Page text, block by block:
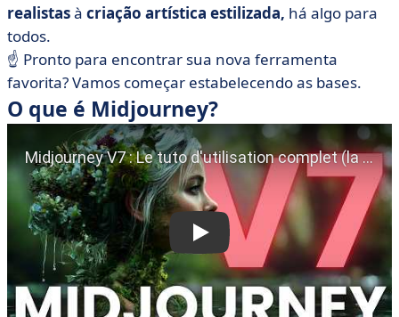
realistasà criação artística estilizada, há algo para
todos.
☝️ Pronto para encontrar sua nova ferramenta
favorita? Vamos começar estabelecendo as bases.
O que é Midjourney?